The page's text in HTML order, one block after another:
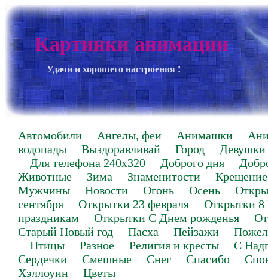
Картинки анимации
Удачи и хорошего настроения !
Автомобили Ангелы, феи Анимашки
водопады
Выздоравливай Город
Девушки
Для телефона 240х320
Доброго дня
Животные
Зима Знаменитости
Крещение
Мужчины
Новости Огонь Осень
сентября
Открытки 23 февраля
Открытки 8
праздникам
Открытки С Днем рожденья
Старый Новый год
Пасха Пейзажи
Птицы
Разное Религия и кресты
С
Сердечки
Смешные Снег Спасибо
Хэллоуин
Цветы